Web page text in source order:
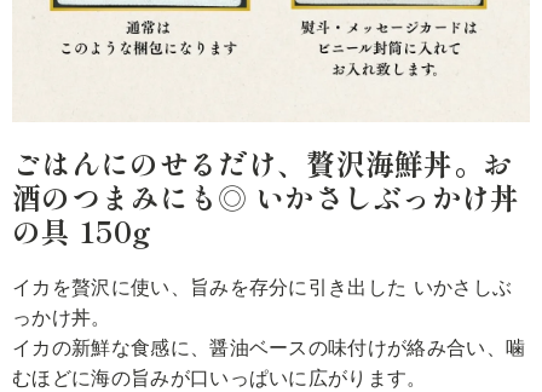
ごはんにのせるだけ、贅沢海鮮丼。お
酒のつまみにも◎ いかさしぶっかけ丼
の具 150g
イカを贅沢に使い、旨みを存分に引き出した いかさしぶ
っかけ丼。
イカの新鮮な食感に、醤油ベースの味付けが絡み合い、噛
むほどに海の旨みが口いっぱいに広がります。